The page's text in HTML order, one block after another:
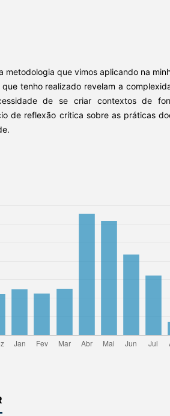
metodologia que vimos aplicando na
tenho realizado revelam a
de se criar contextos de
de reflexão crítica sobre as práticas